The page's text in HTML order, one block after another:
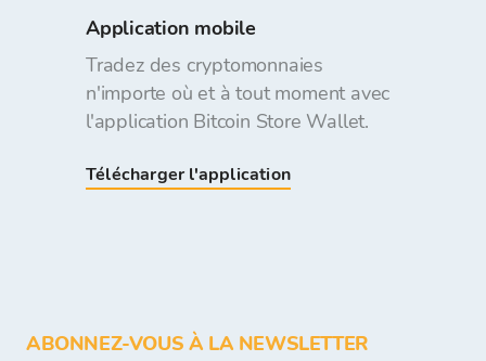
Application mobile
Tradez des cryptomonnaies
n'importe où et à tout moment avec
l'application Bitcoin Store Wallet.
Télécharger l'application
ABONNEZ-VOUS À LA NEWSLETTER